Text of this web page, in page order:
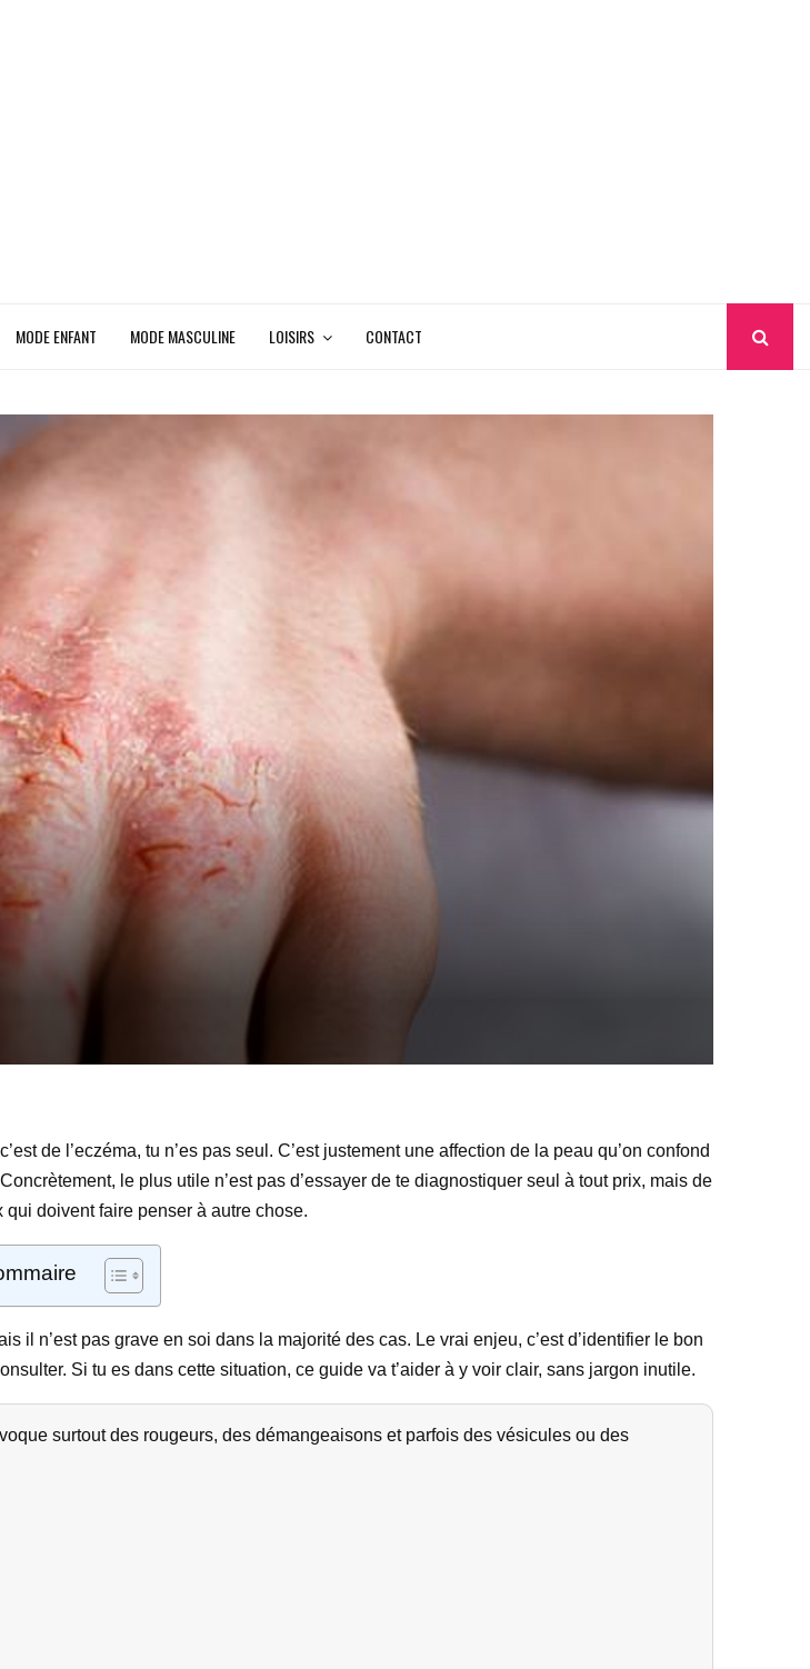
MODE ENFANT MODE MASCULINE LOISIRS CONTACT
de l’eczéma, tu n’es pas seul. C’est justement une affection de la peau qu’on confond
le plus utile n’est pas d’essayer de te diagnostiquer seul à tout prix, mais de
doivent faire penser à autre chose.
il n’est pas grave en soi dans la majorité des cas. Le vrai enjeu, c’est d’identifier le bon
Si tu es dans cette situation, ce guide va t’aider à y voir clair, sans jargon inutile.
surtout des rougeurs, des démangeaisons et parfois des vésicules ou des